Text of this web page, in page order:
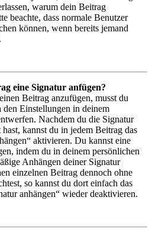
warum dein Beitrag
beachte, dass normale Benutzer
können, wenn bereits jemand
eine Signatur anfügen?
Beitrag anzufügen, musst du
den Einstellungen in deinem
Nachdem du die Signatur
kannst du in jedem Beitrag das
aktivieren. Du kannst eine
indem du in deinem persönlichen
Anhängen deiner Signatur
einzelnen Beitrag dennoch ohne
so kannst du dort einfach das
anhängen“ wieder deaktivieren.